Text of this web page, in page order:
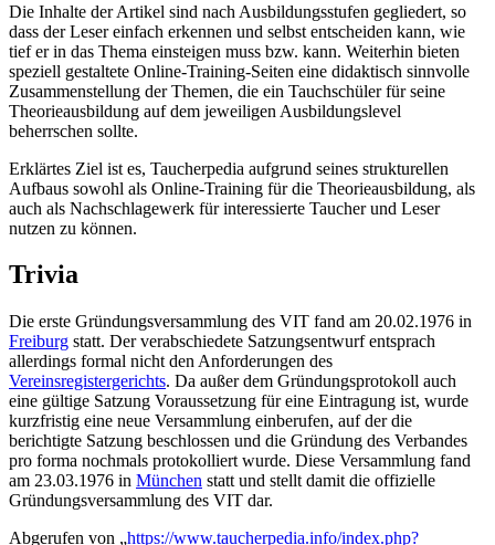
Die Inhalte der Artikel sind nach Ausbildungsstufen gegliedert, so
dass der Leser einfach erkennen und selbst entscheiden kann, wie
tief er in das Thema einsteigen muss bzw. kann. Weiterhin bieten
speziell gestaltete Online-Training-Seiten eine didaktisch sinnvolle
Zusammenstellung der Themen, die ein Tauchschüler für seine
Theorieausbildung auf dem jeweiligen Ausbildungslevel
beherrschen sollte.
Erklärtes Ziel ist es, Taucherpedia aufgrund seines strukturellen
Aufbaus sowohl als Online-Training für die Theorieausbildung, als
auch als Nachschlagewerk für interessierte Taucher und Leser
nutzen zu können.
Trivia
Die erste Gründungsversammlung des VIT fand am 20.02.1976 in
Freiburg statt. Der verabschiedete Satzungsentwurf entsprach
allerdings formal nicht den Anforderungen des
Vereinsregistergerichts. Da außer dem Gründungsprotokoll auch
eine gültige Satzung Voraussetzung für eine Eintragung ist, wurde
kurzfristig eine neue Versammlung einberufen, auf der die
berichtigte Satzung beschlossen und die Gründung des Verbandes
pro forma nochmals protokolliert wurde. Diese Versammlung fand
am 23.03.1976 in München statt und stellt damit die offizielle
Gründungsversammlung des VIT dar.
Abgerufen von „https://www.taucherpedia.info/index.php?